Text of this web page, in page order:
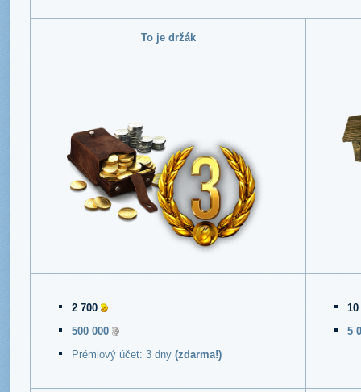
To je držák
2 700
500 000
Prémiový účet: 3 dny (zdarma!)
10
5